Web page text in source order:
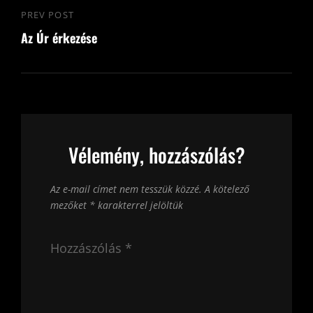
Previous
Post
PREV POST
Az Úr érkezése
Vélemény, hozzászólás?
Az e-mail címet nem tesszük közzé. A kötelező
mezőket * karakterrel jelöltük
Hozzászólás *